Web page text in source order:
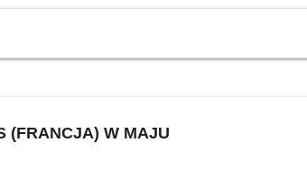
(FRANCJA) W MAJU